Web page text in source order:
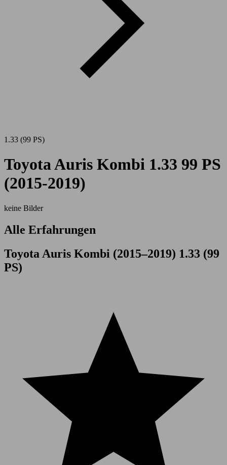
1.33 (99 PS)
Toyota Auris Kombi 1.33 99 PS
(2015-2019)
keine Bilder
Alle Erfahrungen
Toyota Auris Kombi (2015–2019) 1.33 (99
PS)